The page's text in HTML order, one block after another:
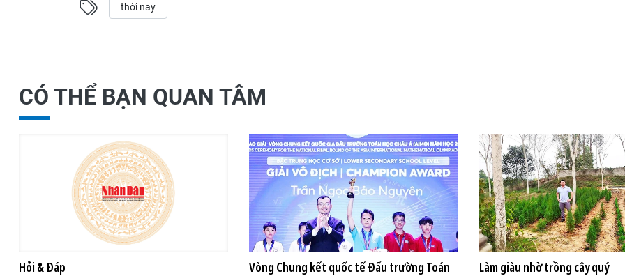
thời nay
CÓ THỂ BẠN QUAN TÂM
Hỏi & Đáp
Vòng Chung kết quốc tế Đấu trường Toán
Làm giàu nhờ trồng cây quý